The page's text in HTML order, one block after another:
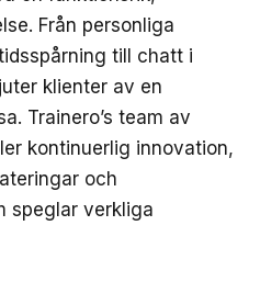
Från personliga
till chatt i
klienter av en
Trainero’s team av
kontinuerlig innovation,
och
speglar verkliga